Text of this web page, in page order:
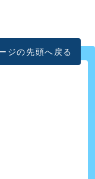
ジの先頭へ戻る